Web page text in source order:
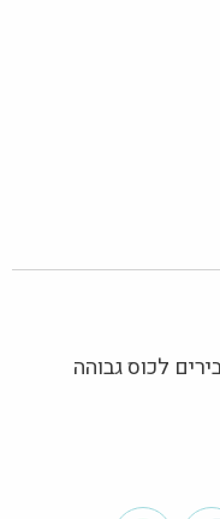
לכוס גבוהה